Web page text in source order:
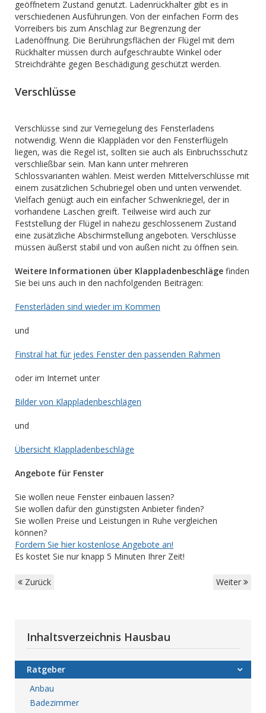
geöffnetem Zustand genutzt. Ladenrückhalter gibt es in
verschiedenen Ausführungen. Von der einfachen Form des
Vorreibers bis zum Anschlag zur Begrenzung der
Ladenöffnung. Die Berührungsflächen der Flügel mit dem
Rückhalter müssen durch aufgeschraubte Winkel oder
Streichdrähte gegen Beschädigung geschützt werden.
Verschlüsse
Verschlüsse sind zur Verriegelung des Fensterladens
notwendig. Wenn die Klappläden vor den Fensterflügeln
liegen, was die Regel ist, sollten sie auch als Einbruchsschutz
verschließbar sein. Man kann unter mehreren
Schlossvarianten wählen. Meist werden Mittelverschlüsse mit
einem zusätzlichen Schubriegel oben und unten verwendet.
Vielfach genügt auch ein einfacher Schwenkriegel, der in
vorhandene Laschen greift. Teilweise wird auch zur
Feststellung der Flügel in nahezu geschlossenem Zustand
eine zusätzliche Abschirmstellung angeboten. Verschlüsse
müssen äußerst stabil und von außen nicht zu öffnen sein.
Weitere Informationen über Klappladenbeschläge finden
Sie bei uns auch in den nachfolgenden Beiträgen:
Fensterläden sind wieder im Kommen
und
Finstral hat für jedes Fenster den passenden Rahmen
oder im Internet unter
Bilder von Klappladenbeschlägen
und
Übersicht Klappladenbeschläge
Angebote für Fenster
Sie wollen neue Fenster einbauen lassen?
Sie wollen dafür den günstigsten Anbieter finden?
Sie wollen Preise und Leistungen in Ruhe vergleichen
können?
Fordern Sie hier kostenlose Angebote an!
Es kostet Sie nur knapp 5 Minuten Ihrer Zeit!
Zurück Weiter
Inhaltsverzeichnis Hausbau
Ratgeber
Anbau
Badezimmer